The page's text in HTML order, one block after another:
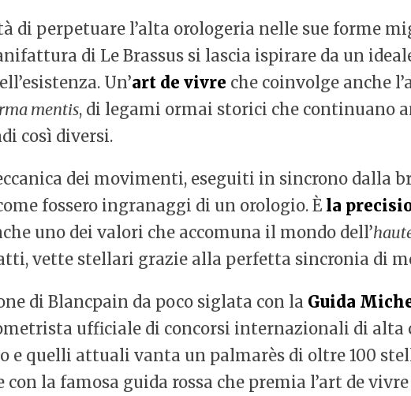
di perpetuare l’alta orologeria nelle sue forme
di Le Brassus si lascia ispirare da un
Un’art de vivre che coinvolge anche
mentis, di legami ormai storici che continuano
così diversi.
dei movimenti, eseguiti in sincrono dalla
fossero ingranaggi di un orologio. È la
uno dei valori che accomuna il mondo dell’
vette stellari grazie alla perfetta sincronia di
di Blancpain da poco siglata con la Guida
ufficiale di concorsi internazionali di alta
e quelli attuali vanta un palmarès di oltre 100
la famosa guida rossa che premia l’art de vivre